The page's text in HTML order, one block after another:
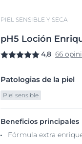
PIEL SENSIBLE Y SECA
pH5 Loción
4,8 66
Patologias de la piel
Piel sensible
Beneficios principales
Fórmula extra